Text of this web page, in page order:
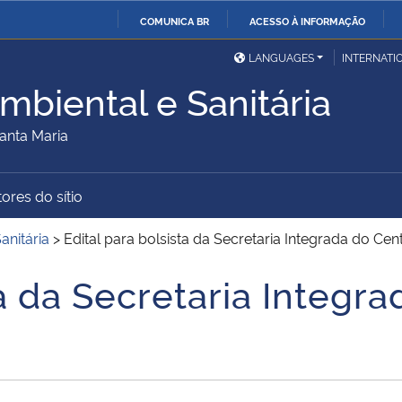
O
COMUNICA BR ACESSO À INFORMAÇÃO
Ministério da Defesa
Ministério das Relações
Exteriores
Ministério da Cidadania Ministério da Saúde
Ministério do
Desenvolvimento Regional
União
Advocacia-Geral da União Banco Central do Brasil
LANGUAGES
e Sanitária
Maria
do sítio
> Edital para bolsista da Secretaria Integrada do
da Secretaria